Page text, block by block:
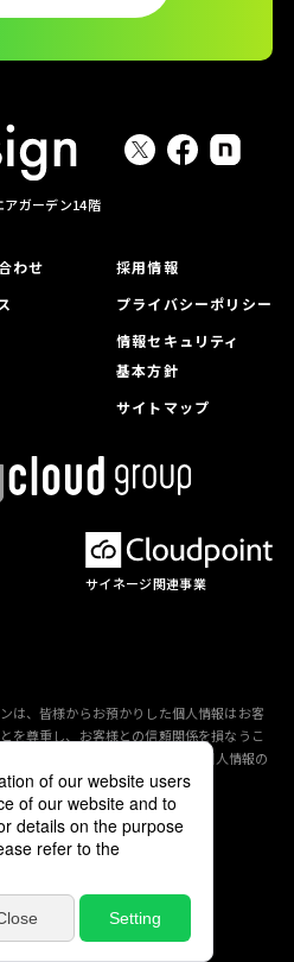
ガーデン14階
わせ
採用情報
プライバシーポリシー
情報セキュリティ
基本方針
サイトマップ
サイネージ関連事業
は、皆様からお預かりした個人情報はお客
を尊重し、お客様との信頼関係を損なうこ
」に従って適切な個人情報の
Reserved.